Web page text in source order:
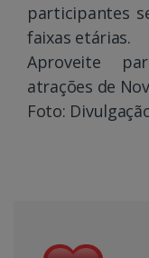
participantes
faixas etárias.
Aproveite
atrações de
Foto: